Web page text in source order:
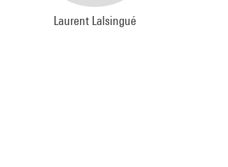
Laurent Lalsingué